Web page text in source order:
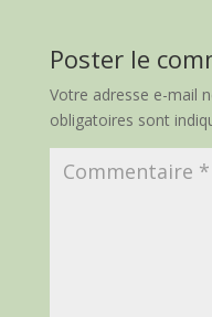
Poster le
Votre adresse e-mail
obligatoires sont